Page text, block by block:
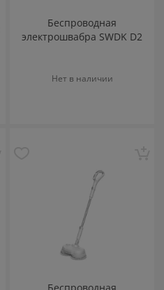
Беспроводная
электрошвабра SWDK D2
Нет в наличии